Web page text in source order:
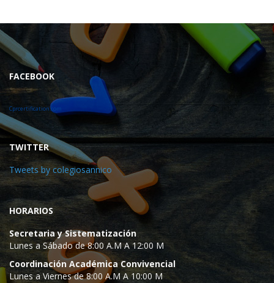
FACEBOOK
Cprcertification.com
TWITTER
Tweets by colegiosannico
HORARIOS
Secretaria y Sistematización
Lunes a Sábado de 8:00 A.M A 12:00 M
Coordinación Académica Convivencial
Lunes a Viernes de 8:00 A.M A 10:00 M